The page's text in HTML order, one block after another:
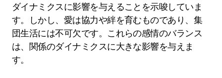
ダイナミクスに影響を与えることを示唆していま
す。しかし、愛は協力や絆を育むものであり、集
団生活には不可欠です。これらの感情のバランス
は、関係のダイナミクスに大きな影響を与えま
す。